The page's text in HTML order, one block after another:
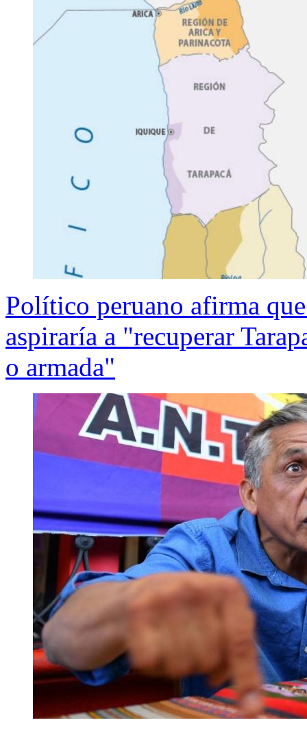
Político peruano afirma
aspiraría a "recuperar
o armada"